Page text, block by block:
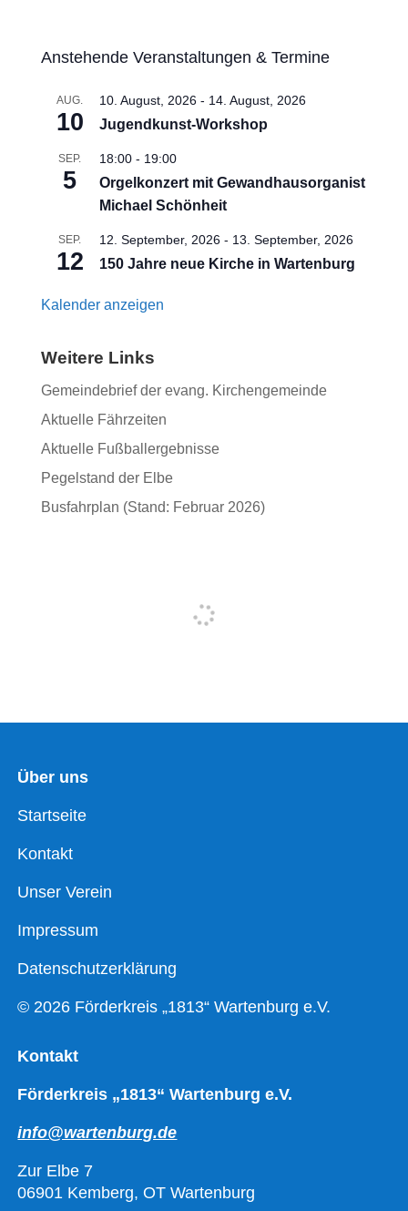
Anstehende Veranstaltungen & Termine
AUG.
10
10. August, 2026- 14. August, 2026
Jugendkunst-Workshop
SEP.
5
18:00- 19:00
Orgelkonzert mit Gewandhausorganist
Michael Schönheit
SEP.
12
12. September, 2026- 13. September, 2026
150 Jahre neue Kirche in Wartenburg
Kalender anzeigen
Weitere Links
Gemeindebrief der evang. Kirchengemeinde
Aktuelle Fährzeiten
Aktuelle Fußballergebnisse
Pegelstand der Elbe
Busfahrplan (Stand: Februar 2026)
Über uns
Startseite
Kontakt
Unser Verein
Impressum
Datenschutzerklärung
© 2026 Förderkreis „1813“ Wartenburg e.V.
Kontakt
Förderkreis „1813“ Wartenburg e.V.
info@wartenburg.de
Zur Elbe 7
06901 Kemberg, OT Wartenburg